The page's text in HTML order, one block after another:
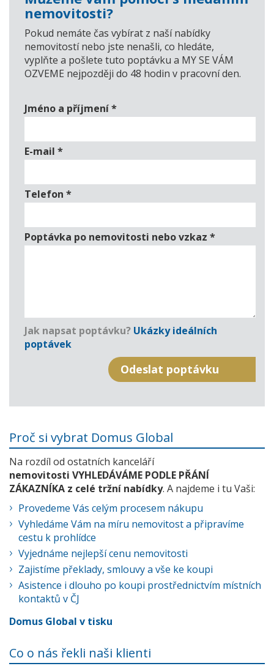
nemovitosti?
Pokud nemáte čas vybírat z naší nabídky
nemovitostí nebo jste nenašli, co hledáte,
vyplňte a pošlete tuto poptávku a MY SE VÁM
OZVEME nejpozději do 48 hodin v pracovní den.
Jméno a příjmení*
E-mail *
Telefon *
Poptávka po nemovitosti nebo vzkaz *
Jak napsat poptávku? Ukázky ideálních
poptávek
Proč si vybrat Domus Global
Na rozdíl od ostatních kanceláří
nemovitosti VYHLEDÁVÁME PODLE PŘÁNÍ
ZÁKAZNÍKA z celé tržní nabídky. A najdeme i tu Vaši:
Provedeme Vás celým procesem nákupu
Vyhledáme Vám na míru nemovitost a připravíme
cestu k prohlídce
Vyjednáme nejlepší cenu nemovitosti
Zajistíme překlady, smlouvy a vše ke koupi
Asistence i dlouho po koupi prostřednictvím místních
kontaktů v ČJ
Domus Global v tisku
Co o nás řekli naši klienti